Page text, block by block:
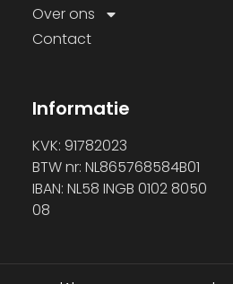
Over ons
Contact
Informatie
KVK: 91782023
BTW nr: NL865768584B01
IBAN: NL58 INGB 0102 8050
08